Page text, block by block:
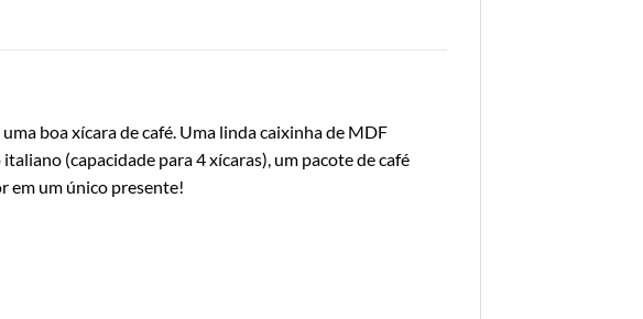
boa xícara de café. Uma linda caixinha de MDF
(capacidade para 4 xícaras), um pacote de café
em um único presente!